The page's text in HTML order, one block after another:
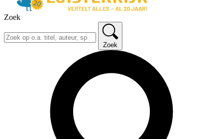
Zoek
Zoek